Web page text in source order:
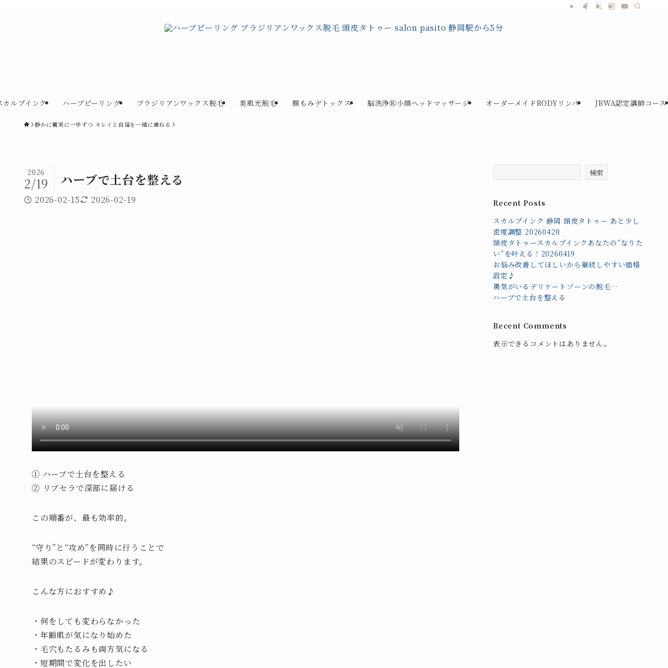
カルプインク ハーブピーリング ブラジリアンワックス脱毛 美肌光脱毛 腸もみデトックス 脳洗浄Ⓡ小顔ヘッドマッサージ オーダーメイドBODYリンパ JBWA認定講師コース
静かに着実に一歩ずつ キレイと自信を一緒に重ねる
ハーブで土台を整える
2026
2/19
2026-02-15 2026-02-19
① ハーブで土台を整える
② リブセラで深部に届ける
この順番が、最も効率的。
“守り”と“攻め”を同時に行うことで
結果のスピードが変わります。
こんな方におすすめ♪
・何をしても変わらなかった
・年齢肌が気になり始めた
・毛穴もたるみも両方気になる
・短期間で変化を出したい
検索
Recent Posts
スカルプインク 静岡 頭皮タトゥー あと少し
密度調整 20260420
頭皮タトゥースカルプインクあなたの”なりた
い”を叶える！20260419
お悩み改善してほしいから継続しやすい価格
設定♪
勇気がいるデリケートゾーンの脱毛…
ハーブで土台を整える
Recent Comments
表示できるコメントはありません。